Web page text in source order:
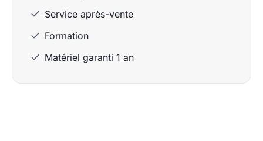
Service après-vente
Formation
Matériel garanti 1 an